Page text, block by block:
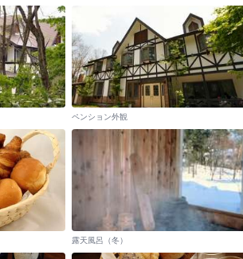
ペンション外観
露天風呂（冬）